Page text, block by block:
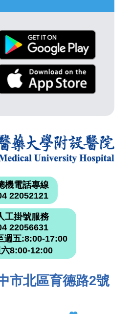
機電話專線
22052121
工掛號服務
22056631
週五:8:00-17:00
8:00-12:00
市北區育德路2號